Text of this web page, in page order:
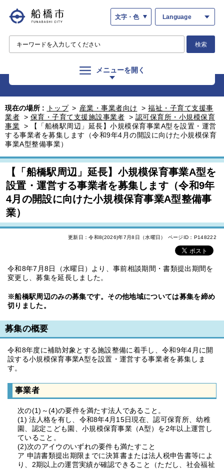
文字・色 Language
検索
メニューを開く
現在の場所 : トップ > 産業・事業者向け > 福祉・子育て支援事
業者 > 保育・子育て支援施設事業者 > 認可保育所・小規模保育
事業 >
【「船橋駅周辺」延長】小規模保育事業A型を設置・運営
する事業者を募集します（令和9年4月の開設に向けた小規模保育
事業A型整備事業）
【「船橋駅周辺」延長】小規模保育事業A型を
設置・運営する事業者を募集します（令和9年
4月の開設に向けた小規模保育事業A型整備事
業）
更新日：令和8(2026)年7月8日（水曜日） ページID：P148222
令和8年7月8日（水曜日）より、事前相談期間・書類提出期間を
変更し、募集を延長しました。
※船橋駅周辺のみの募集です。その他地域については募集を締め
切りました。
募集の概要
令和8年度に補助対象とする施設整備に着手し、令和9年4月に開
設する小規模保育事業A型を設置・運営する事業者を募集しま
す。
事業者
次の(1)～(4)の要件を満たす法人であること。
(1) 法人格を有し、令和8年4月15日現在、認可保育所、幼稚
園、認定こども園、小規模保育事業（A型）を2年以上運営し
ていること。
(2)次のアイウのいずれの要件も満たすこと
ア 申請書類提出期限までに決算書または法人税申告書等によ
り、2期以上の運営実績が確認できること（ただし、社会福祉